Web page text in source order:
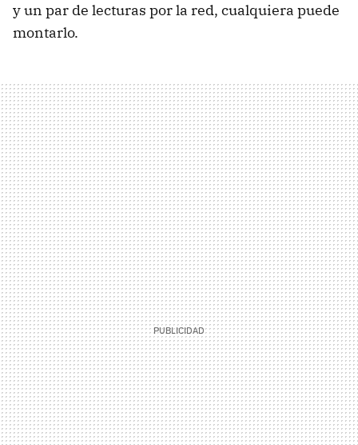
y un par de lecturas por la red, cualquiera puede
montarlo.